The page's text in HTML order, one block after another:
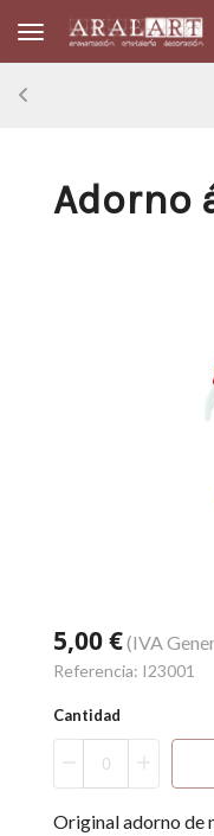
Toggle navigation
Adorno
5,00 €(IVA
Referencia: I23001
Cantidad
Original adorno de